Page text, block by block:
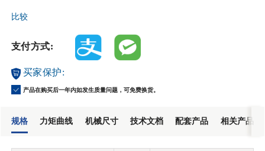
比较
支付方式:
买家保护:
产品在购买后一年内如发生质量问题，可免费换货。
规格 力矩曲线 机械尺寸 技术文档 配套产品 相关产品